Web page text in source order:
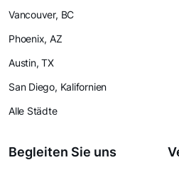
Vancouver, BC
Phoenix, AZ
Austin, TX
San Diego, Kalifornien
Alle Städte
Begleiten Sie uns